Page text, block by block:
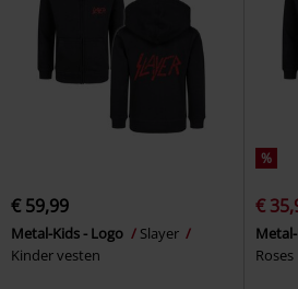
€ 59,99
Metal-Kids - Logo
Slayer
Kinder vesten
%
€
Roses